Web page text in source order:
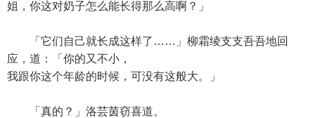
姐，你这对奶子怎么能长得那么高啊？」
「它们自己就长成这样了……」柳霜绫支支吾吾地回
应，道：「你的又不小，
我跟你这个年龄的时候，可没有这般大。」
「真的？」洛芸茵窃喜道。